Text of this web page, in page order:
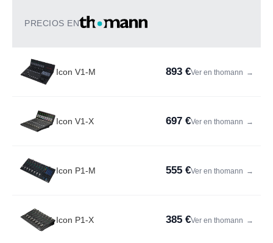
PRECIOS EN
Icon V1-M 893 €Ver en thomann →
Icon V1-X 697 €Ver en thomann →
Icon P1-M 555 €Ver en thomann →
Icon P1-X 385 €Ver en thomann →